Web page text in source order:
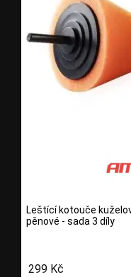
Leštící kotouče
pěnové - sada 3 díly
299 Kč